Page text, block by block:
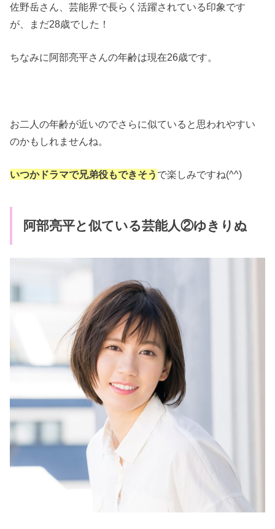
佐野岳さん、芸能界で長らく活躍されている印象です
が、まだ28歳でした！
ちなみに阿部亮平さんの年齢は現在26歳です。
お二人の年齢が近いのでさらに似ていると思われやすい
のかもしれませんね。
いつかドラマで兄弟役もできそう で楽しみですね(^^)
阿部亮平と似ている芸能人②ゆきりぬ